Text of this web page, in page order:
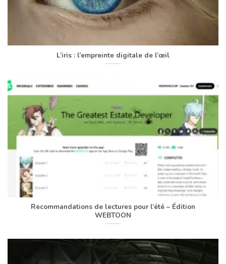
L’iris : l’empreinte digitale de l’œil
Recommandations de lectures pour l’été – Édition
WEBTOON